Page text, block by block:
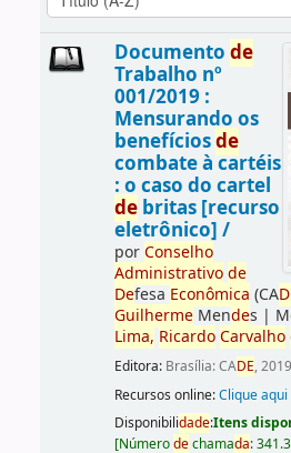
Documento de
Trabalho nº
001/2019 :
Mensurando os
benefíciosde
combate à cartéis
: o caso do cartel
debritas [recurso
eletrônico] /
porConselho
Administrativo de
Defesa Econômica (CA
GuilhermeMendes |
Lima, Ricardo Carvalho
Editora: Brasília: CADE, 2019
Recursos online:Clique
Disponibilidade:Itens
[Númerodechamada: